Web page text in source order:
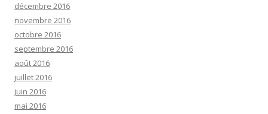
décembre 2016
novembre 2016
octobre 2016
septembre 2016
août 2016
juillet 2016
juin 2016
mai 2016